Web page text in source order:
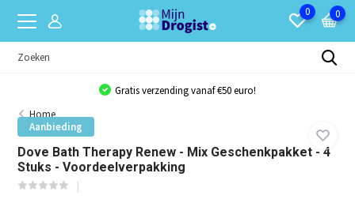
0 0
Gratis verzending vanaf €50 euro!
Home
Aanbieding
Dove Bath Therapy Renew - Mix Geschenkpakket - 4
Stuks - Voordeelverpakking